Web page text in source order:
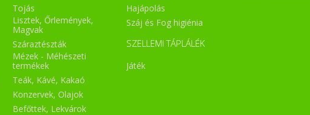
Tojás
Lisztek, Őrlemények,
Magvak
Száraztészták
Mézek - Méhészeti
termékek
Teák, Kávé, Kakaó
Konzervek, Olajok
Befőttek, Lekvárok
Hajápolás
Száj és Fog higiénia
SZELLEMI TÁPLÁLÉK
Játék